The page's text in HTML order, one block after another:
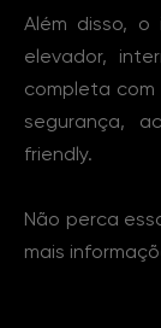
Além disso,
elevador,
completa com
segurança,
friendly.
Não perca
mais